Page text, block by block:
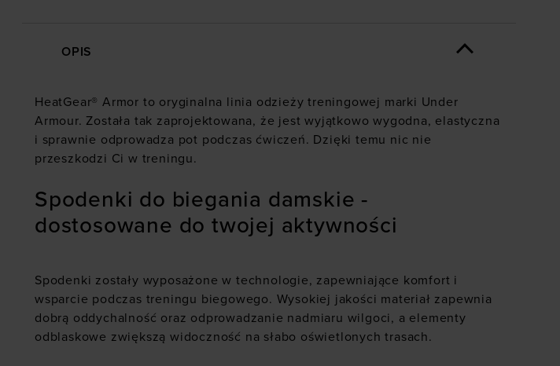
OPIS
HeatGear® Armor to oryginalna linia odzieży treningowej marki Under
Armour. Została tak zaprojektowana, że jest wyjątkowo wygodna, elastyczna
i sprawnie odprowadza pot podczas ćwiczeń. Dzięki temu nic nie
przeszkodzi Ci w treningu.
Spodenki do biegania damskie -
dostosowane do twojej aktywności
Spodenki zostały wyposażone w technologie, zapewniające komfort i
wsparcie podczas treningu biegowego. Wysokiej jakości materiał zapewnia
dobrą oddychalność oraz odprowadzanie nadmiaru wilgoci, a elementy
odblaskowe zwiększą widoczność na słabo oświetlonych trasach.